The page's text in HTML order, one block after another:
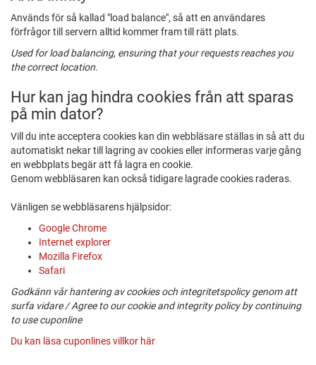
Används för så kallad "load balance", så att en användares
förfrågor till servern alltid kommer fram till rätt plats.
Used for load balancing, ensuring that your requests reaches you
the correct location.
Hur kan jag hindra cookies från att sparas
på min dator?
Vill du inte acceptera cookies kan din webbläsare ställas in så att du
automatiskt nekar till lagring av cookies eller informeras varje gång
en webbplats begär att få lagra en cookie.
Genom webbläsaren kan också tidigare lagrade cookies raderas.
Vänligen se webbläsarens hjälpsidor:
Google Chrome
Internet explorer
Mozilla Firefox
Safari
Godkänn vår hantering av cookies och integritetspolicy genom att
surfa vidare / Agree to our cookie and integrity policy by continuing
to use cuponline
Du kan läsa cuponlines villkor här